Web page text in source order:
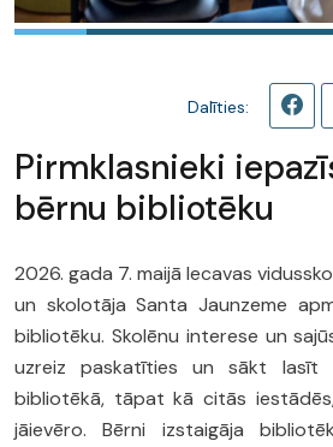
Dalīties:
Pirmklasnieki
bērnu bibliotēku
2026. gada 7. maijā Iecavas
un skolotāja Santa Jaunzeme
bibliotēku. Skolēnu interese un
uzreiz paskatīties un sākt lasīt
bibliotēkā, tāpat kā citās
jāievēro. Bērni izstaigāja